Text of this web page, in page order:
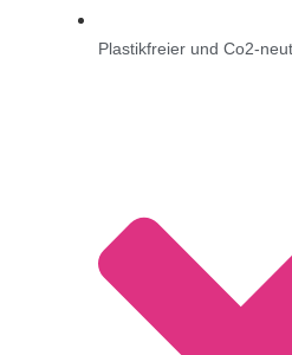
Plastikfreier und Co2-